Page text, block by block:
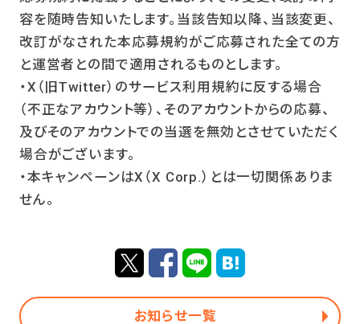
容を随時告知いたします。当該告知以降、当該変更、
改訂がなされた本応募規約がご応募された全ての方
と運営者との間で適用されるものとします。
・X（旧Twitter）のサービス利用規約に反する場合
（不正なアカウント等）、そのアカウントからの応募、
及びそのアカウントでの当選を無効とさせていただく
場合がございます。
・本キャンペーンはX（X Corp.）とは一切関係ありま
せん。
お知らせ一覧